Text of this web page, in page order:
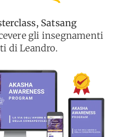
Satsang
gli insegnamenti
di Leandro.